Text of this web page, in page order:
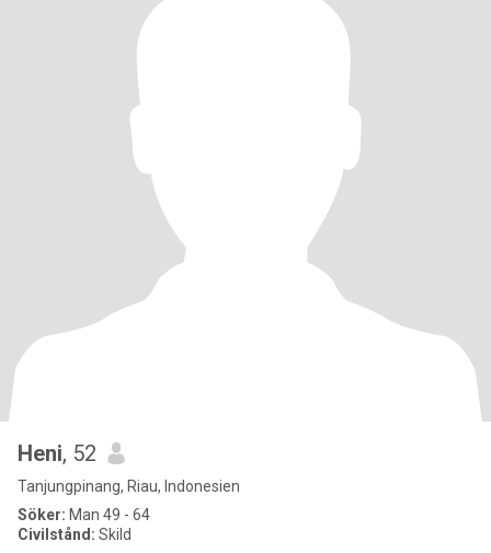
Heni, 52
Tanjungpinang, Riau, Indonesien
Söker: Man 49 - 64
Civilstånd: Skild